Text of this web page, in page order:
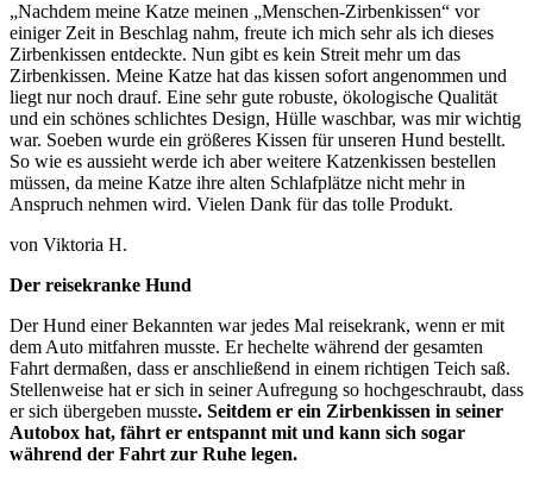
„Nachdem meine Katze meinen „Menschen-Zirbenkissen“ vor
einiger Zeit in Beschlag nahm, freute ich mich sehr als ich dieses
Zirbenkissen entdeckte. Nun gibt es kein Streit mehr um das
Zirbenkissen. Meine Katze hat das kissen sofort angenommen und
liegt nur noch drauf. Eine sehr gute robuste, ökologische Qualität
und ein schönes schlichtes Design, Hülle waschbar, was mir wichtig
war. Soeben wurde ein größeres Kissen für unseren Hund bestellt.
So wie es aussieht werde ich aber weitere Katzenkissen bestellen
müssen, da meine Katze ihre alten Schlafplätze nicht mehr in
Anspruch nehmen wird. Vielen Dank für das tolle Produkt.
von Viktoria H.
Der reisekranke Hund
Der Hund einer Bekannten war jedes Mal reisekrank, wenn er mit
dem Auto mitfahren musste. Er hechelte während der gesamten
Fahrt dermaßen, dass er anschließend in einem richtigen Teich saß.
Stellenweise hat er sich in seiner Aufregung so hochgeschraubt, dass
er sich übergeben musste. Seitdem er ein Zirbenkissen in seiner
Autobox hat, fährt er entspannt mit und kann sich sogar
während der Fahrt zur Ruhe legen.